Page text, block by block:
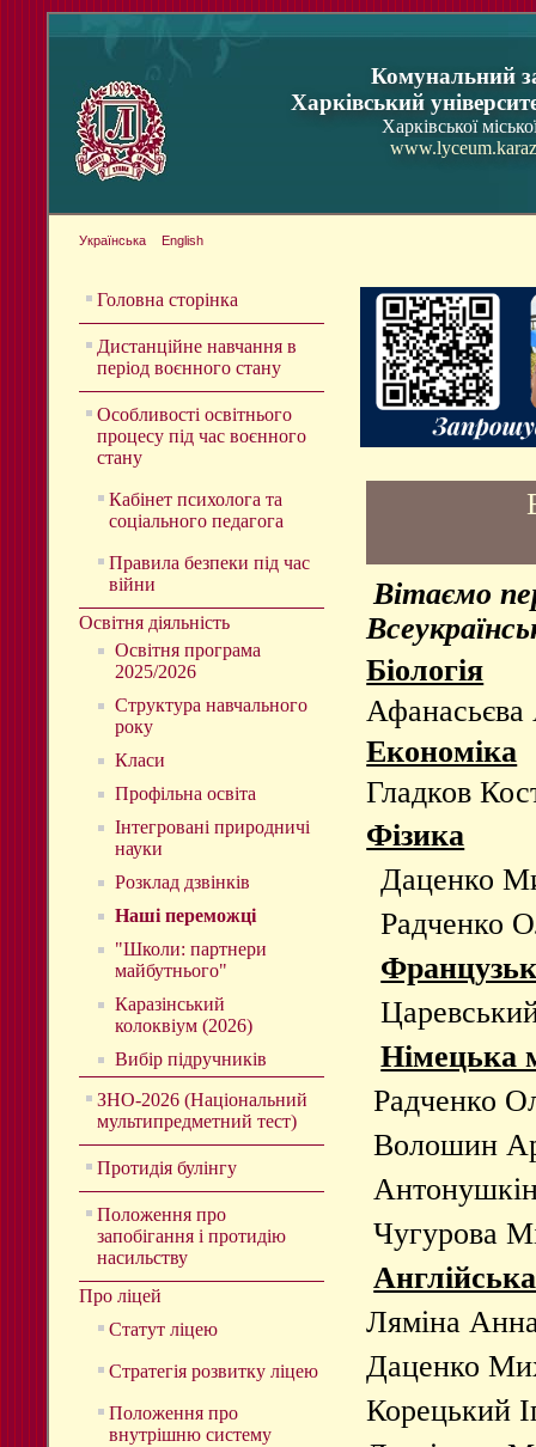
Комунальний
Харківський
Харківської
Українська English
Головна сторінка
Дистанційне навчання в
період воєнного стану
Особливості освітнього
процесу під час воєнного
стану
Кабінет психолога та
соціального педагога
Правила безпеки під час
війни
Освітня діяльність
Освітня програма
2025/2026
Структура навчального
року
Класи
Профільна освіта
Інтегровані природничі
науки
Розклад дзвінків
Наші переможці
"Школи: партнери
майбутнього"
Каразінський
колоквіум (2026)
Вибір підручників
ЗНО-2026 (Національний
мультипредметний тест)
Протидія булінгу
Положення про
запобігання і протидію
насильству
Про ліцей
Статут ліцею
Стратегія розвитку ліцею
Положення про
внутрішню систему
Вітаємо
Біологія
Афанасьєва
Економіка
Гладков
Фізика
Даценко
Радченко
Німецька
Радченко
Волошин
Чугурова
Ляміна
Даценко
Корецький